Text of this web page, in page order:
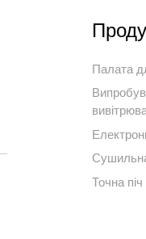
Палата
Точна піч